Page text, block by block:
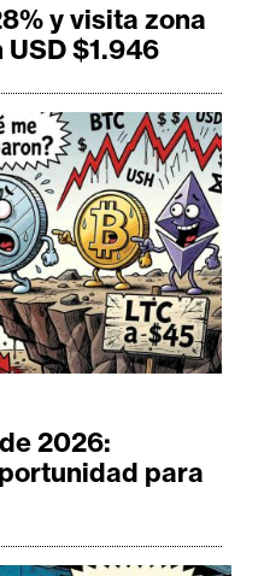
y visita zona
$1.946
2026:
para